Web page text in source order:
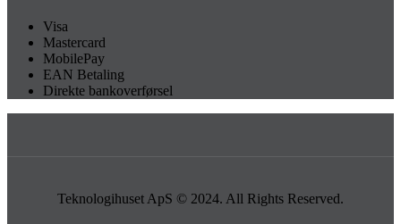
Visa
Mastercard
MobilePay
EAN Betaling
Direkte bankoverførsel
Teknologihuset ApS © 2024. All Rights Reserved.